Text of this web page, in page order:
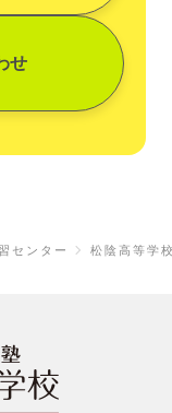
せ
センター 松陰高等学